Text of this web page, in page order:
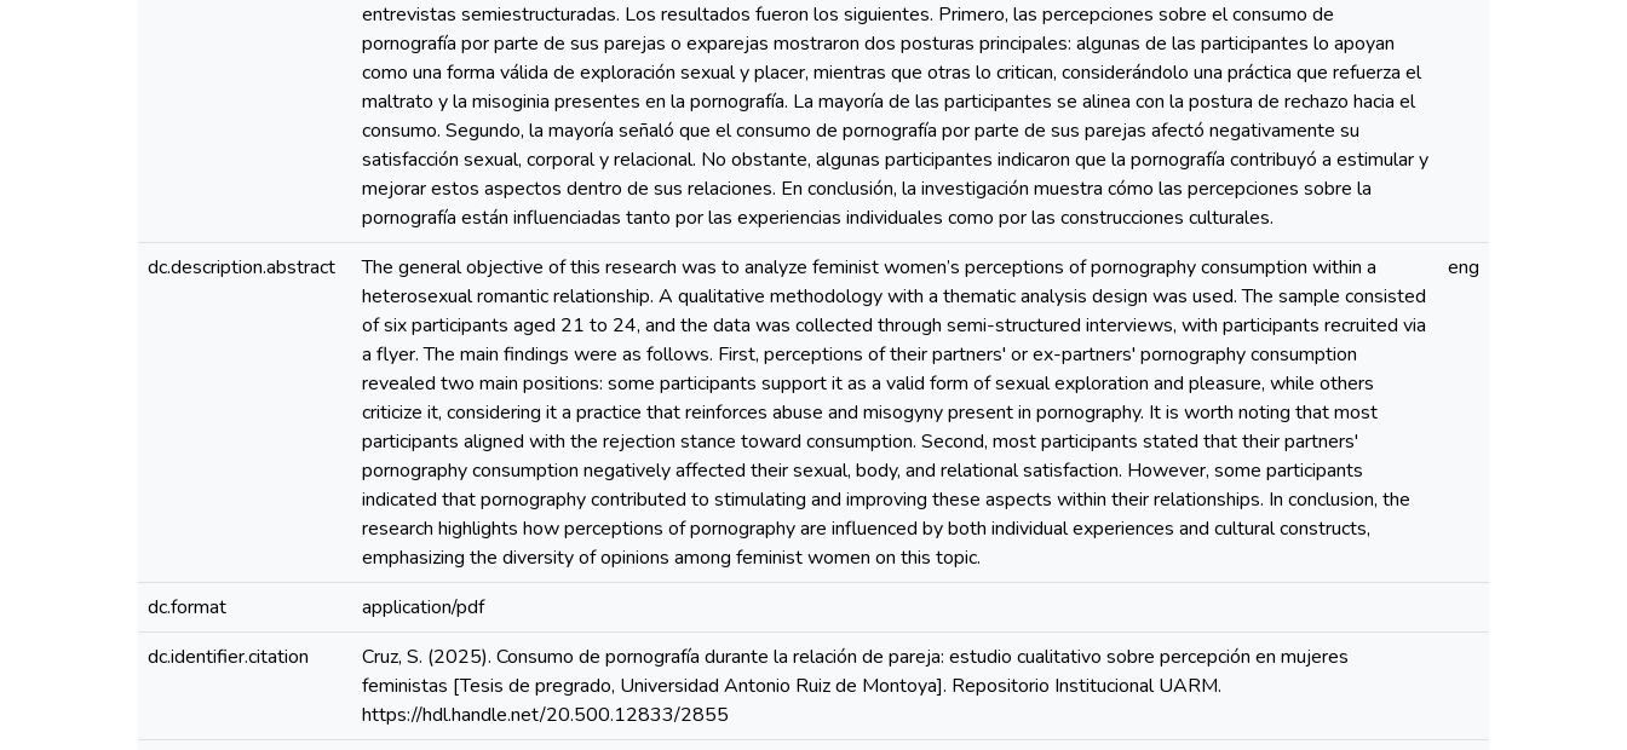
entrevistas semiestructuradas. Los resultados fueron los siguientes. Primero, las percepciones sobre el consumo de
pornografía por parte de sus parejas o exparejas mostraron dos posturas principales: algunas de las participantes lo apoyan
como una forma válida de exploración sexual y placer, mientras que otras lo critican, considerándolo una práctica que refuerza el
maltrato y la misoginia presentes en la pornografía. La mayoría de las participantes se alinea con la postura de rechazo hacia el
consumo. Segundo, la mayoría señaló que el consumo de pornografía por parte de sus parejas afectó negativamente su
satisfacción sexual, corporal y relacional. No obstante, algunas participantes indicaron que la pornografía contribuyó a estimular y
mejorar estos aspectos dentro de sus relaciones. En conclusión, la investigación muestra cómo las percepciones sobre la
pornografía están influenciadas tanto por las experiencias individuales como por las construcciones culturales.
dc.description.abstract
The general objective of this research was to analyze feminist women’s perceptions of pornography consumption within a
heterosexual romantic relationship. A qualitative methodology with a thematic analysis design was used. The sample consisted
of six participants aged 21 to 24, and the data was collected through semi-structured interviews, with participants recruited via
a flyer. The main findings were as follows. First, perceptions of their partners' or ex-partners' pornography consumption
revealed two main positions: some participants support it as a valid form of sexual exploration and pleasure, while others
criticize it, considering it a practice that reinforces abuse and misogyny present in pornography. It is worth noting that most
participants aligned with the rejection stance toward consumption. Second, most participants stated that their partners'
pornography consumption negatively affected their sexual, body, and relational satisfaction. However, some participants
indicated that pornography contributed to stimulating and improving these aspects within their relationships. In conclusion, the
research highlights how perceptions of pornography are influenced by both individual experiences and cultural constructs,
emphasizing the diversity of opinions among feminist women on this topic.
eng
dc.format
application/pdf
dc.identifier.citation
Cruz, S. (2025). Consumo de pornografía durante la relación de pareja: estudio cualitativo sobre percepción en mujeres
feministas [Tesis de pregrado, Universidad Antonio Ruiz de Montoya]. Repositorio Institucional UARM.
https://hdl.handle.net/20.500.12833/2855